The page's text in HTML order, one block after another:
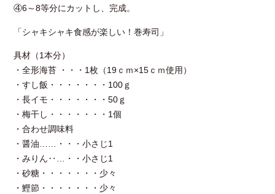
④6～8等分にカットし、完成。
「シャキシャキ食感が楽しい！巻寿司」
具材（1本分）
・全形海苔 ・・・1枚（19ｃｍ×15ｃｍ使用）
・すし飯・・・・・・・100ｇ
・長イモ・・・・・・・50ｇ
・梅干し・・・・・・・1個
・合わせ調味料
・醤油……・・・小さじ1
・みりん‥…・・小さじ1
・砂糖・・・・・・・少々
・鰹節・・・・・・・少々